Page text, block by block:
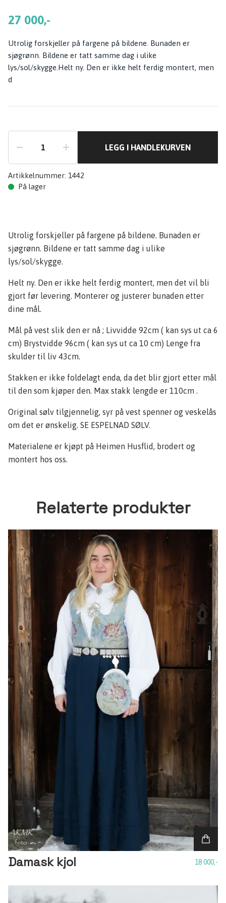
27 000,-
Utrolig forskjeller på fargene på bildene. Bunaden er
sjøgrønn. Bildene er tatt samme dag i ulike
lys/sol/skygge.Helt ny. Den er ikke helt ferdig montert, men
d
LEGG I HANDLEKURVEN
Artikkelnummer: 1442
På lager
Utrolig forskjeller på fargene på bildene. Bunaden er
sjøgrønn. Bildene er tatt samme dag i ulike
lys/sol/skygge.
Helt ny. Den er ikke helt ferdig montert, men det vil bli
gjort før levering. Monterer og justerer bunaden etter
dine mål.
Mål på vest slik den er nå ; Livvidde 92cm ( kan sys ut ca 6
cm) Brystvidde 96cm ( kan sys ut ca 10 cm) Lenge fra
skulder til liv 43cm.
Stakken er ikke foldelagt enda, da det blir gjort etter mål
til den som kjøper den. Max stakk lengde er 110cm .
Original sølv tilgjennelig, syr på vest spenner og veskelås
om det er ønskelig. SE ESPELNAD SØLV.
Materialene er kjøpt på Heimen Husflid, brodert og
montert hos oss.
Relaterte produkter
Damask kjol 18 000,-